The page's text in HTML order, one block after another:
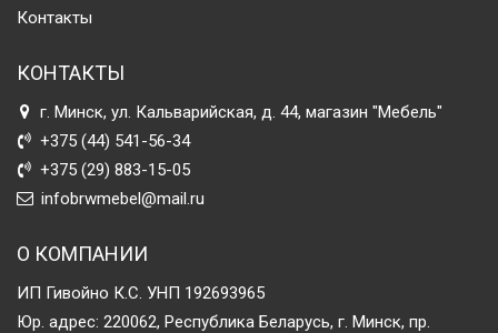
Контакты
КОНТАКТЫ
г. Минск, ул. Кальварийская, д. 44, магазин "Мебель"
+375 (44) 541-56-34
+375 (29) 883-15-05
infobrwmebel@mail.ru
О КОМПАНИИ
ИП Гивойно К.С. УНП 192693965
Юр. адрес: 220062, Республика Беларусь, г. Минск, пр.